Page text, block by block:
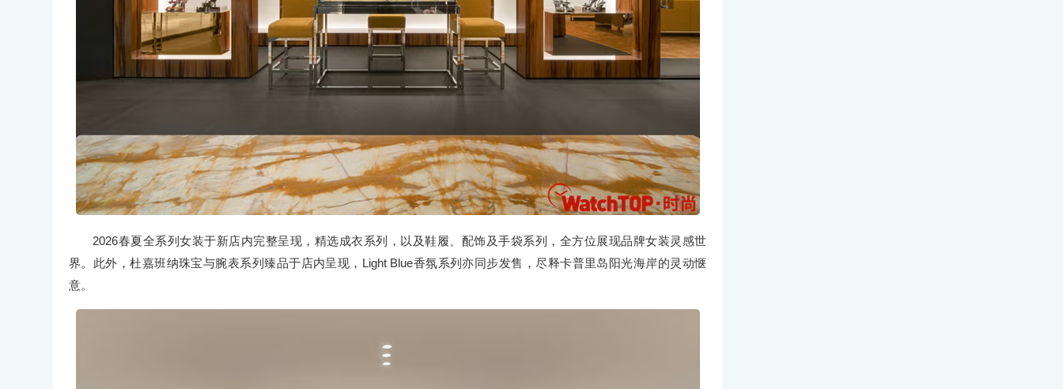
2026春夏全系列女装于新店内完整呈现，精选成衣系列，以及鞋履、配饰及手袋系列，全方位展现品牌女装灵感世
界。此外，杜嘉班纳珠宝与腕表系列臻品于店内呈现，Light Blue香氛系列亦同步发售，尽释卡普里岛阳光海岸的灵动惬
意。